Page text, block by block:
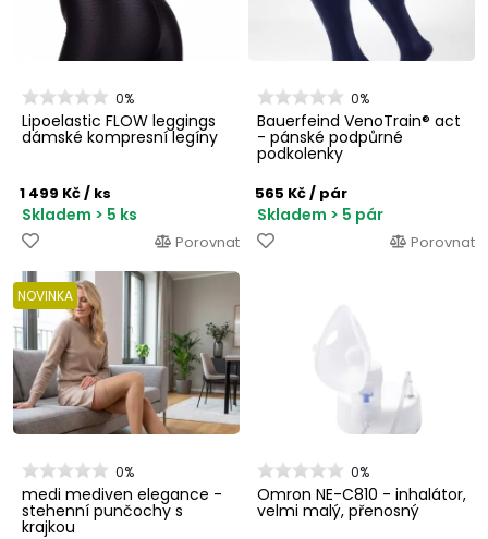
0%
Lipoelastic FLOW leggings
dámské kompresní legíny
1 499 Kč/ ks
Skladem > 5 ks
Porovnat
0%
Bauerfeind VenoTrain® act
- pánské podpůrné
podkolenky
565 Kč/ pár
Skladem > 5 pár
Porovnat
NOVINKA
0%
medi mediven elegance -
stehenní punčochy s
krajkou
0%
Omron NE-C810 - inhalátor,
velmi malý, přenosný